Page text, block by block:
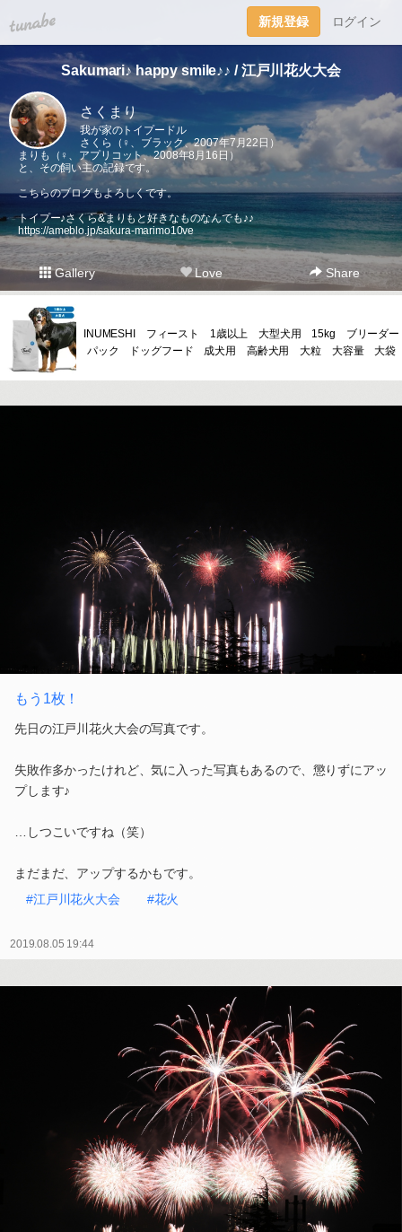
tuna.be 新規登録 ログイン
Sakumari♪ happy smile♪♪ / 江戸川花火大会
さくまり
我が家のトイプードル
さくら（♀、ブラック、2007年7月22日）
まりも（♀、アプリコット、2008年8月16日）
と、その飼い主の記録です。
こちらのブログもよろしくです。
トイプー♪さくら&まりもと好きなものなんでも♪♪
https://ameblo.jp/sakura-marimo10ve
Gallery Love Share
INUMESHI フィースト 1歳以上 大型犬用 15kg ブリーダー
パック ドッグフード 成犬用 高齢犬用 大粒 大容量 大袋
もう1枚！
先日の江戸川花火大会の写真です。
失敗作多かったけれど、気に入った写真もあるので、懲りずにアッ
プします♪
…しつこいですね（笑）
まだまだ、アップするかもです。
#江戸川花火大会
#花火
2019.08.05 19:44